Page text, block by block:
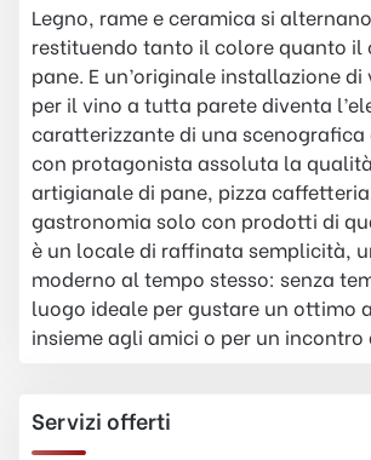
Legno, rame e ceramica si
restituendo tanto il colore quanto il
pane. E un’originale installazione
per il vino a tutta parete diventa
caratterizzante di una scenografica
con protagonista assoluta la
artigianale di pane, pizza
gastronomia solo con prodotti di
è un locale di raffinata semplicità,
moderno al tempo stesso: senza
luogo ideale per gustare un ottimo
insieme agli amici o per un incontro
Servizi offerti